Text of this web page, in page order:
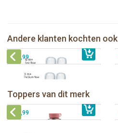
Andere klanten kochten ook
€ 8,99
Pura silicone speen medium flow 2
stuks
€ 8,99
Toppers van dit merk
Pura thermos sportfles 475 ml +
unicorn sleeve
€ 40,99Pura silicone tuit 2 stuks
€ 9,99